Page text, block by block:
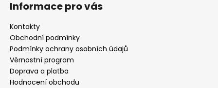
Informace pro vás
Kontakty
Obchodní podmínky
Podmínky ochrany osobních údajů
Věrnostní program
Doprava a platba
Hodnocení obchodu